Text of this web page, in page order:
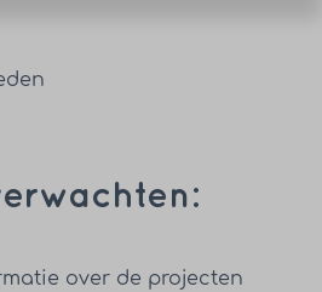
over de projecten